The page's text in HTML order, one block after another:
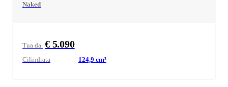
Naked
Tua da € 5.090
Cilindrata 124,9 cm³